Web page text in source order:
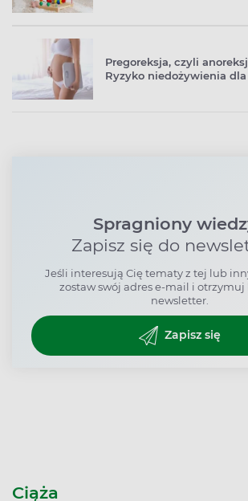
Pregoreksja, czyli
Ryzyko niedożywienia
Spragniony
Zapisz się do
Jeśli interesują Cię tematy z tej lub
zostaw swój adres e-mail i otrzymuj
newsletter.
Zapisz się
Ciąża